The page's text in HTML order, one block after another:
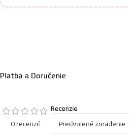
Platba a Doručenie
0 recenzií
Recenzie